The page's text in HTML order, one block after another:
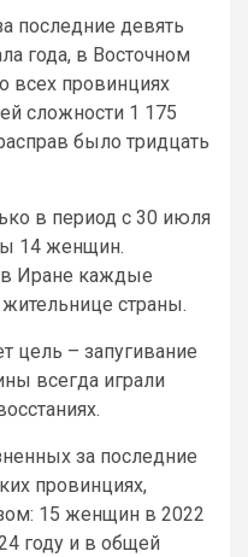
последние девять
года, в Восточном
всех провинциях
сложности 1 175
было тридцать
в период с 30 июля
14 женщин.
в Иране каждые
страны.
цель – запугивание
всегда играли
за последние
провинциях,
15 женщин в 2022
году и в общей